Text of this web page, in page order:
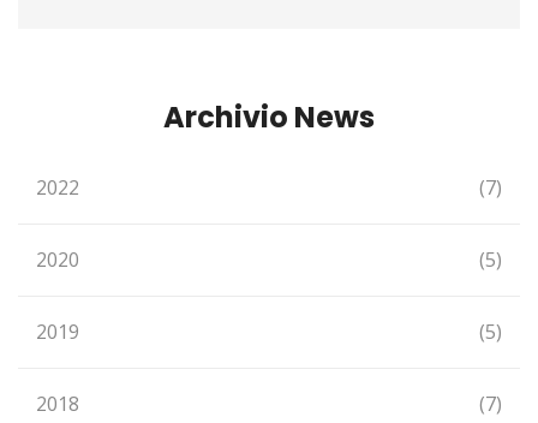
Archivio News
2022 (7)
2020 (5)
2019 (5)
2018 (7)